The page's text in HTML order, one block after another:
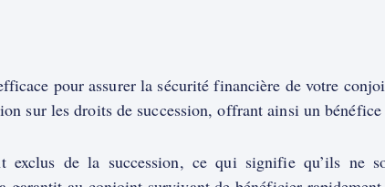
pour assurer la sécurité financière de votre
sur les droits de succession, offrant ainsi un
exclus de la succession, ce qui signifie qu’ils ne